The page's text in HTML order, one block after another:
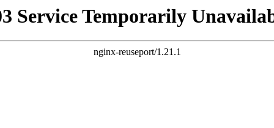
Service Temporarily
nginx-reuseport/1.21.1